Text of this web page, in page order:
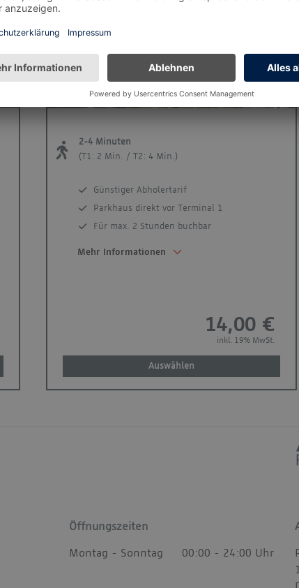
Previous
2-4 Minuten
(T1: 2 Min. / T2: 4 Min.)
Günstiger Abholertarif
Parkhaus direkt vor Terminal 1
Für max. 2 Stunden buchbar
Mehr Informationen
14,00 €
inkl. 19% MwSt.
Auswählen
Öffnungszeiten
Montag - Sonntag 00:00 - 24:00 Uhr